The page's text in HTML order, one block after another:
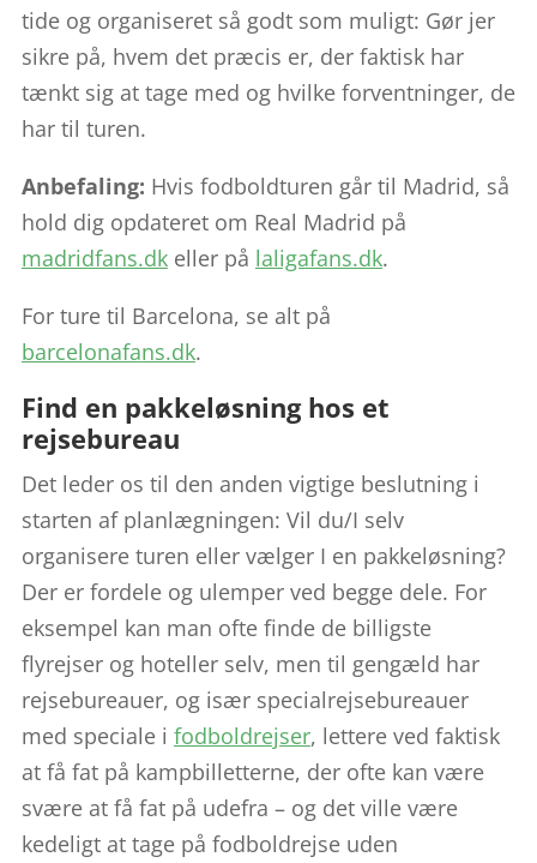
tide og organiseret så godt som muligt: Gør jer
sikre på, hvem det præcis er, der faktisk har
tænkt sig at tage med og hvilke forventninger, de
har til turen.
Anbefaling: Hvis fodboldturen går til Madrid, så
hold dig opdateret om Real Madrid på
madridfans.dkeller på laligafans.dk.
For ture til Barcelona, se alt på
barcelonafans.dk.
Find en pakkeløsning hos et
rejsebureau
Det leder os til den anden vigtige beslutning i
starten af planlægningen: Vil du/I selv
organisere turen eller vælger I en pakkeløsning?
Der er fordele og ulemper ved begge dele. For
eksempel kan man ofte finde de billigste
flyrejser og hoteller selv, men til gengæld har
rejsebureauer, og især specialrejsebureauer
med speciale i fodboldrejser, lettere ved faktisk
at få fat på kampbilletterne, der ofte kan være
svære at få fat på udefra – og det ville være
kedeligt at tage på fodboldrejse uden